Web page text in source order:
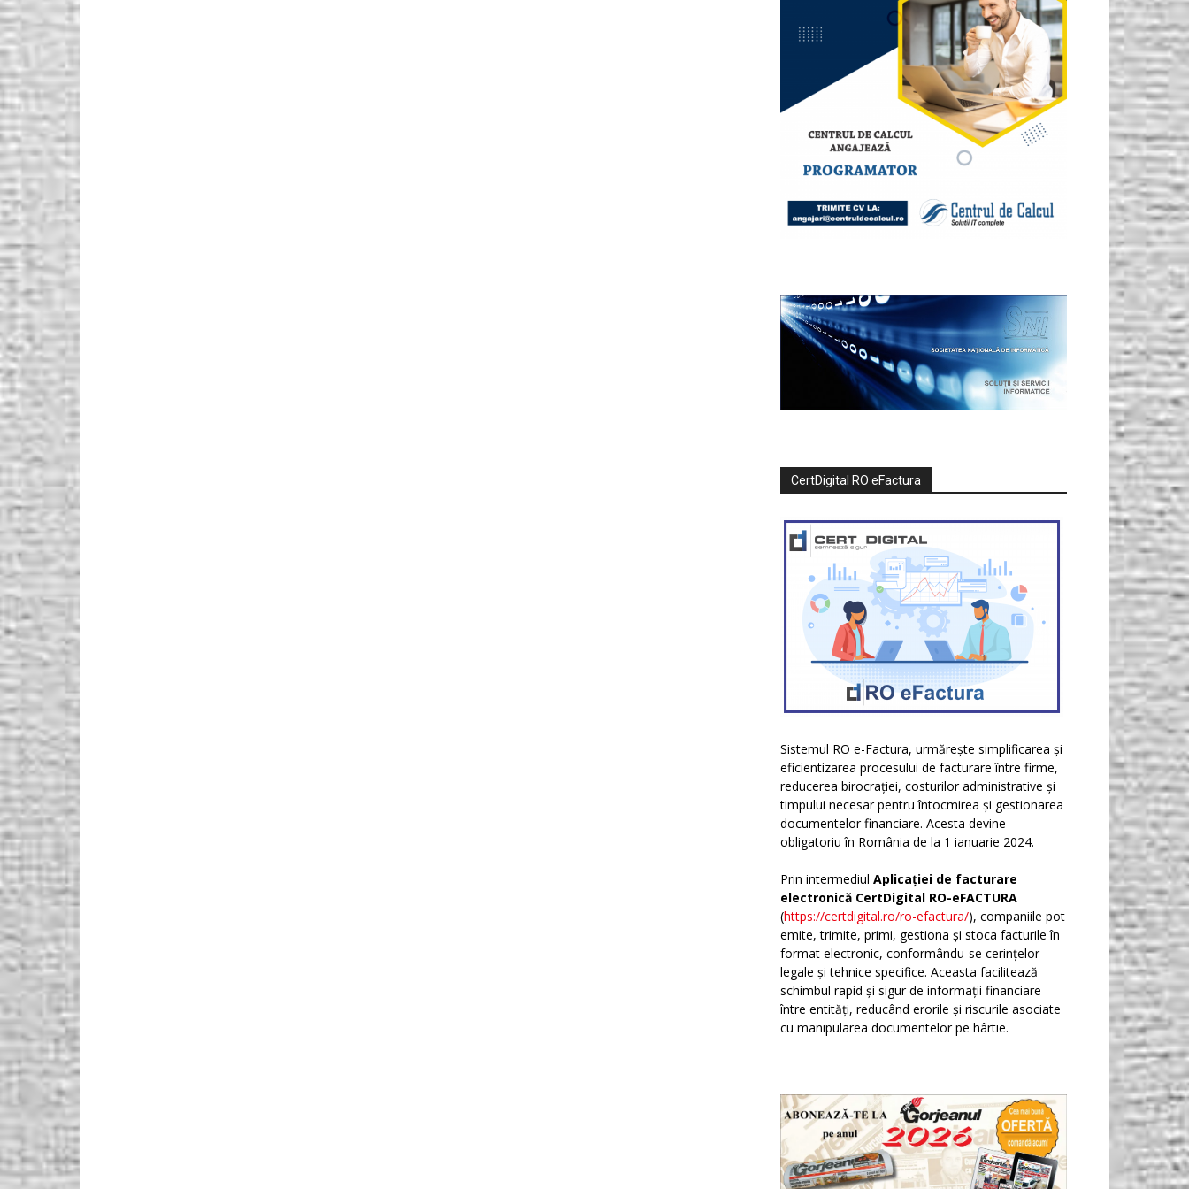
CertDigital RO eFactura
Sistemul RO e-Factura, urmărește simplificarea și
eficientizarea procesului de facturare între firme,
reducerea birocrației, costurilor administrative și
timpului necesar pentru întocmirea și gestionarea
documentelor financiare. Acesta devine
obligatoriu în România de la 1 ianuarie 2024.
Prin intermediul Aplicației de facturare
electronică CertDigital RO-eFACTURA
(https://certdigital.ro/ro-efactura/), companiile pot
emite, trimite, primi, gestiona și stoca facturile în
format electronic, conformându-se cerințelor
legale și tehnice specifice. Aceasta facilitează
schimbul rapid și sigur de informații financiare
între entități, reducând erorile și riscurile asociate
cu manipularea documentelor pe hârtie.